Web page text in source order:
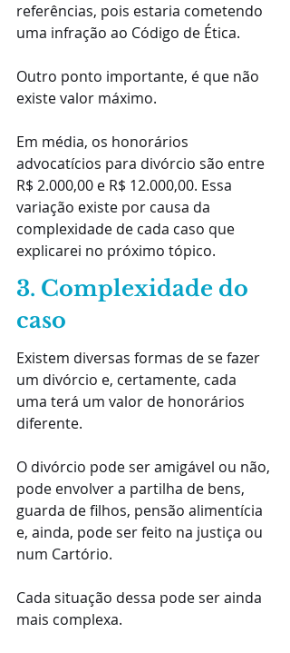
referências, pois estaria cometendo
uma infração ao Código de Ética.
Outro ponto importante, é que não
existe valor máximo.
Em média, os honorários
advocatícios para divórcio são entre
R$ 2.000,00 e R$ 12.000,00. Essa
variação existe por causa da
complexidade de cada caso que
explicarei no próximo tópico.
3. Complexidade do
caso
Existem diversas formas de se fazer
um divórcio e, certamente, cada
uma terá um valor de honorários
diferente.
O divórcio pode ser amigável ou não,
pode envolver a partilha de bens,
guarda de filhos, pensão alimentícia
e, ainda, pode ser feito na justiça ou
num Cartório.
Cada situação dessa pode ser ainda
mais complexa.